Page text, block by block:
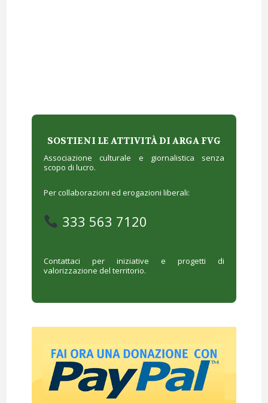
SOSTIENI LE ATTIVITÀ DI ARGA FVG
Associazione culturale e giornalistica senza
scopo di lucro.
Per collaborazioni ed erogazioni liberali:
333 563 7120
Contattaci per iniziative e progetti di
valorizzazione del territorio.